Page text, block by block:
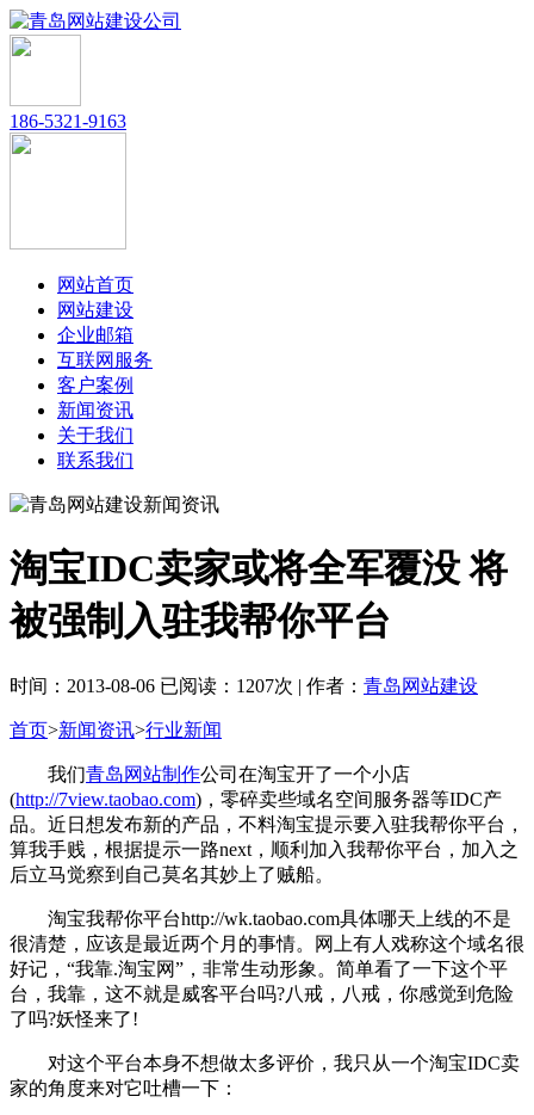
186-5321-9163
网站首页
网站建设
企业邮箱
互联网服务
客户案例
新闻资讯
关于我们
联系我们
淘宝IDC卖家或将全军覆没 将
被强制入驻我帮你平台
时间：2013-08-06 已阅读：1207次 | 作者： 青岛网站建设
首页>新闻资讯>行业新闻
我们青岛网站制作公司在淘宝开了一个小店
(http://7view.taobao.com)，零碎卖些域名空间服务器等IDC产
品。近日想发布新的产品，不料淘宝提示要入驻我帮你平台，
算我手贱，根据提示一路next，顺利加入我帮你平台，加入之
后立马觉察到自己莫名其妙上了贼船。
淘宝我帮你平台http://wk.taobao.com具体哪天上线的不是
很清楚，应该是最近两个月的事情。网上有人戏称这个域名很
好记，“我靠.淘宝网”，非常生动形象。简单看了一下这个平
台，我靠，这不就是威客平台吗?八戒，八戒，你感觉到危险
了吗?妖怪来了!
对这个平台本身不想做太多评价，我只从一个淘宝IDC卖
家的角度来对它吐槽一下：